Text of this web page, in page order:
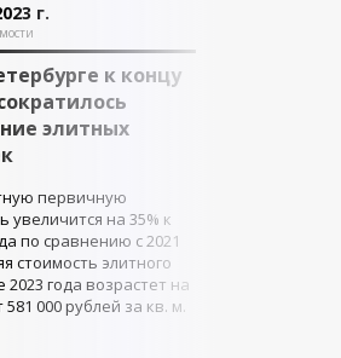
г.
к концу
элитных
первичную
увеличится на 35% к
по сравнению с 2021
стоимость элитного
2023 года возрастет на
581 000 рублей за кв. м.